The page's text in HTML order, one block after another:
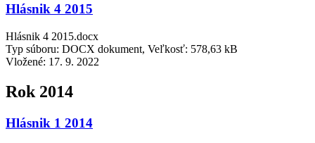
Hlásnik 4 2015
Hlásnik 4 2015.docx
Typ súboru: DOCX dokument, Veľkosť: 578,63 kB
Vložené: 17. 9. 2022
Rok 2014
Hlásnik 1 2014